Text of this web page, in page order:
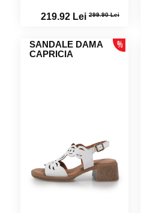
219.92 Lei 299.90 Lei
SANDALE DAMA
CAPRICIA